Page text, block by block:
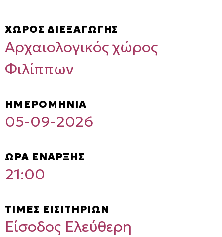
ΧΩΡΟΣ ΔΙΕΞΑΓΩΓΗΣ
Αρχαιολογικός χώρος
Φιλίππων
ΗΜΕΡΟΜΗΝΙΑ
05-09-2026
ΩΡΑ ΕΝΑΡΞΗΣ
21:00
ΤΙΜΕΣ ΕΙΣΙΤΗΡΙΩΝ
Είσοδος Ελεύθερη